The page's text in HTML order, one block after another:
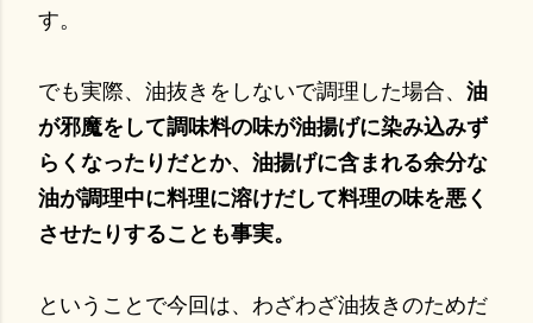
す。
でも実際、油抜きをしないで調理した場合、 油
が邪魔をして調味料の味が油揚げに染み込みず
らくなったりだとか、油揚げに含まれる余分な
油が調理中に料理に溶けだして料理の味を悪く
させたりすることも事実。
ということで今回は、わざわざ油抜きのためだ